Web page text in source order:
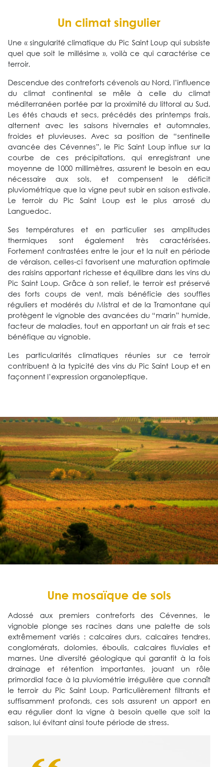
Un climat singulier
Une « singularité climatique du Pic Saint Loup qui subsiste
quel que soit le millésime », voilà ce qui caractérise ce
terroir.
Descendue des contreforts cévenols au Nord, l’influence
du climat continental se mêle à celle du climat
méditerranéen portée par la proximité du littoral au Sud.
Les étés chauds et secs, précédés des printemps frais,
alternent avec les saisons hivernales et automnales,
froides et pluvieuses. Avec sa position de “sentinelle
avancée des Cévennes”, le Pic Saint Loup influe sur la
courbe de ces précipitations, qui enregistrant une
moyenne de 1000 millimètres, assurent le besoin en eau
nécessaire aux sols, et compensent le déficit
pluviométrique que la vigne peut subir en saison estivale.
Le terroir du Pic Saint Loup est le plus arrosé du
Languedoc.
Ses températures et en particulier ses amplitudes
thermiques sont également très caractérisées.
Fortement contrastées entre le jour et la nuit en période
de véraison, celles-ci favorisent une maturation optimale
des raisins apportant richesse et équilibre dans les vins du
Pic Saint Loup. Grâce à son relief, le terroir est préservé
des forts coups de vent, mais bénéficie des souffles
réguliers et modérés du Mistral et de la Tramontane qui
protègent le vignoble des avancées du “marin” humide,
facteur de maladies, tout en apportant un air frais et sec
bénéfique au vignoble.
Les particularités climatiques réunies sur ce terroir
contribuent à la typicité des vins du Pic Saint Loup et en
façonnent l’expression organoleptique.
Une mosaïque de sols
Adossé aux premiers contreforts des Cévennes, le
vignoble plonge ses racines dans une palette de sols
extrêmement variés : calcaires durs, calcaires tendres,
conglomérats, dolomies, éboulis, calcaires fluviales et
marnes. Une diversité géologique qui garantit à la fois
drainage et rétention importantes, jouant un rôle
primordial face à la pluviométrie irrégulière que connaît
le terroir du Pic Saint Loup. Particulièrement filtrants et
suffisamment profonds, ces sols assurent un apport en
eau régulier dont la vigne à besoin quelle que soit la
saison, lui évitant ainsi toute période de stress.